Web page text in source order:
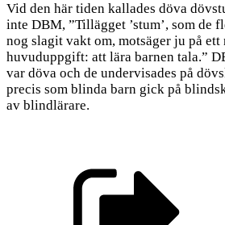
Vid den här tiden kallades döva
inte DBM, ”Tillägget ’stum’, som de
nog slagit vakt om, motsäger ju på ett
huvuduppgift: att lära barnen tala.”
var döva och de undervisades på
precis som blinda barn gick på
av blindlärare.